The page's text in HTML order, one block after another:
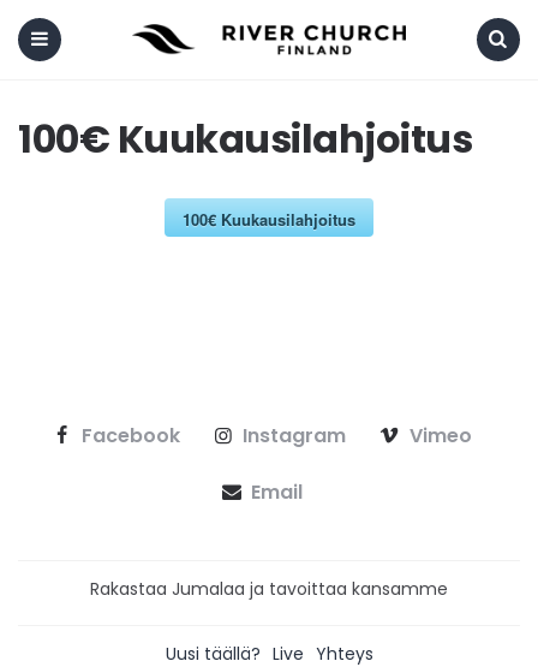
100€ Kuukausilahjoitus
100€ Kuukausilahjoitus
Facebook Instagram Vimeo
Email
Rakastaa Jumalaa ja tavoittaa kansamme
Uusi täällä? Live Yhteys